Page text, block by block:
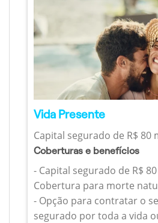
Vida Presente
Capital segurado de R$ 80
Coberturas e benefícios
- Capital segurado de R$
Cobertura para morte
- Opção para contratar o
segurado por toda a vida